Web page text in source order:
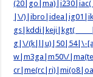
|\/
gs|kddi|keji|kgt(
g|\/(k|l|u)|50|54|\-
w|m3ga|m50\/